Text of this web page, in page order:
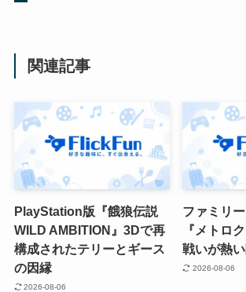
関連記事
PlayStation版『餓狼伝説
WILD AMBITION』3Dで再
構成されたテリーとギース
の因縁
2026-08-06
ファミリ
『メトロ
戦いが熱
2026-08-06